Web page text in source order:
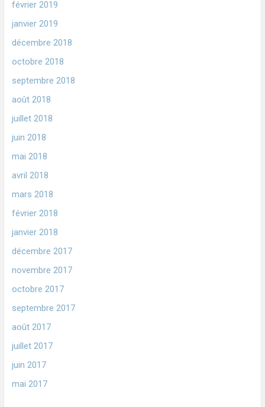
février 2019
janvier 2019
décembre 2018
octobre 2018
septembre 2018
août 2018
juillet 2018
juin 2018
mai 2018
avril 2018
mars 2018
février 2018
janvier 2018
décembre 2017
novembre 2017
octobre 2017
septembre 2017
août 2017
juillet 2017
juin 2017
mai 2017